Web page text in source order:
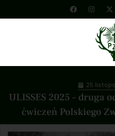
ULISSES 2025 – druga
ćwiczeń Polskiego
25